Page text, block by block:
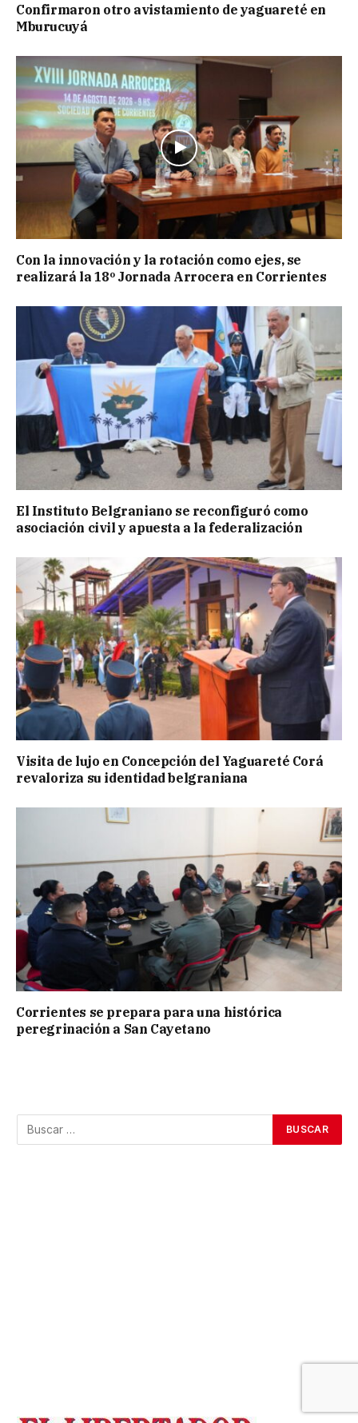
Confirmaron otro avistamiento de yaguareté en
Mburucuyá
Con la innovación y la rotación como ejes, se
realizará la 18º Jornada Arrocera en Corrientes
El Instituto Belgraniano se reconfiguró como
asociación civil y apuesta a la federalización
Visita de lujo en Concepción del Yaguareté Corá
revaloriza su identidad belgraniana
Corrientes se prepara para una histórica
peregrinación a San Cayetano